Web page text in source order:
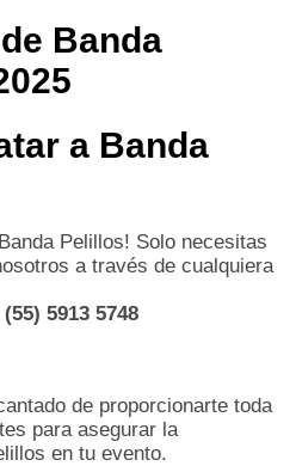
Banda
a Banda
Pelillos! Solo necesitas
a través de cualquiera
5913 5748
de proporcionarte toda
para asegurar la
en tu evento.